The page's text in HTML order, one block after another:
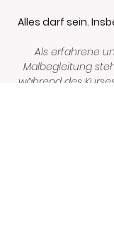
Alles darf sein.
Als erfahrene
Malbegleitung
während des